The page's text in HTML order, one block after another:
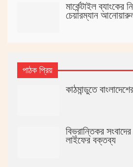
মার্কেন্টাইল ব্যাংকের
চেয়ারম্যান
পাঠক প্রিয়
কাঠমান্ডুতে
বিভ্রান্তিকর
লাইফের বক্তব্য